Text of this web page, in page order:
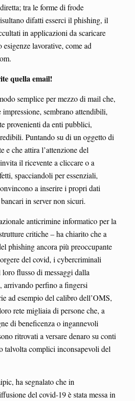
tra le forme di frode
difatti esserci il phishing, il
in applicazioni da scaricare
lavorative, come ad
quella email!
semplice per mezzo di mail che,
sembrano attendibili,
provenienti da enti pubblici,
Puntando su di un oggetto di
e che attira l’attenzione del
il ricevente a cliccare o a
spacciandoli per essenziali,
a inserire i propri dati
in server non sicuri.
anticrimine informatico per la
critiche – ha chiarito che a
phishing ancora più preoccupante
del covid, i cybercriminali
flusso di messaggi dalla
arrivando perfino a fingersi
ad esempio del calibro dell’OMS,
rete migliaia di persone che, a
di beneficenza o ingannevoli
ritrovati a versare denaro su conti
talvolta complici inconsapevoli del
ha segnalato che in
del covid-19 è stata messa in